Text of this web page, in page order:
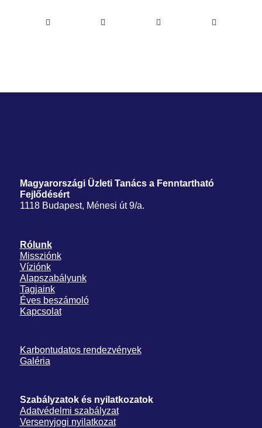
Magyarországi Üzleti Tanács a Fenntartható
Fejlődésért
1118 Budapest, Ménesi út 9/a.
Rólunk
Missziónk
Víziónk
Alapszabályunk
Tagjaink
Éves beszámoló
Kapcsolat
Karbontudatos rendezvények
Galéria
Szabályzatok és nyilatkozatok
Adatvédelmi szabályzat
Versenyjogi nyilatkozat